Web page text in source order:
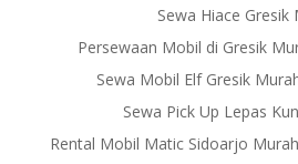
Sewa Hiace Gresik
Persewaan Mobil di Gresik
Sewa Mobil Elf Gresik
Sewa Pick Up Lepas
Rental Mobil Matic Sidoarjo